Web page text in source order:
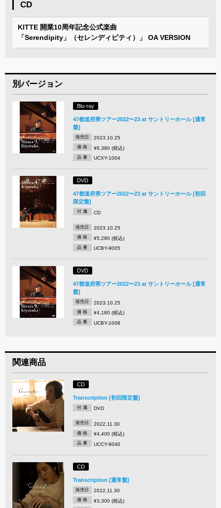
CD
KITTE 開業10周年記念公式楽曲
「Serendipity」（セレンディピティ）」 OA VERSION
別バージョン
Blu-ray
47都道府県ツアー2022〜23 at サントリーホール [通常
盤]
発売日 2023.10.25
価 格 ¥6,380 (税込)
品 番 UCXY-1004
DVD
47都道府県ツアー2022〜23 at サントリーホール [初回
限定盤]
付 属 CD
発売日 2023.10.25
価 格 ¥5,280 (税込)
品 番 UCBY-9005
DVD
47都道府県ツアー2022〜23 at サントリーホール [通常
盤]
発売日 2023.10.25
価 格 ¥4,180 (税込)
品 番 UCBY-1008
関連商品
CD
Transcription [初回限定盤]
付 属 DVD
発売日 2022.11.30
価 格 ¥4,400 (税込)
品 番 UCCY-9040
CD
Transcription [通常盤]
発売日 2022.11.30
価 格 ¥3,300 (税込)